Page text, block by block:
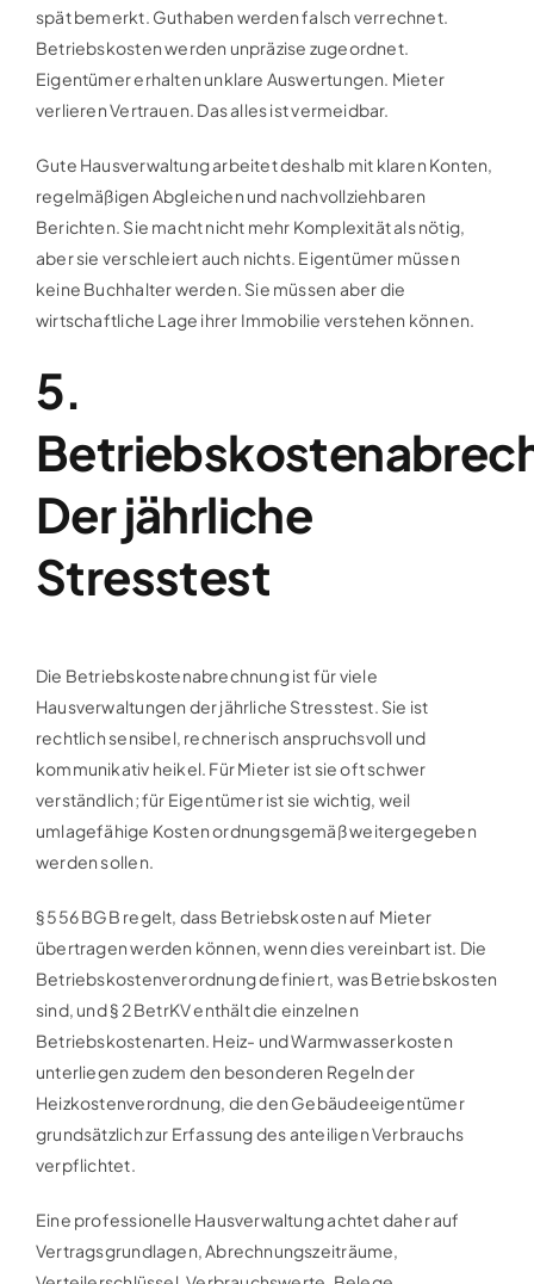
spät bemerkt. Guthaben werden falsch verrechnet.
Betriebskosten werden unpräzise zugeordnet.
Eigentümer erhalten unklare Auswertungen. Mieter
verlieren Vertrauen. Das alles ist vermeidbar.
Gute Hausverwaltung arbeitet deshalb mit klaren Konten,
regelmäßigen Abgleichen und nachvollziehbaren
Berichten. Sie macht nicht mehr Komplexität als nötig,
aber sie verschleiert auch nichts. Eigentümer müssen
keine Buchhalter werden. Sie müssen aber die
wirtschaftliche Lage ihrer Immobilie verstehen können.
5.
Der jährliche
Stresstest
Die Betriebskostenabrechnung ist für viele
Hausverwaltungen der jährliche Stresstest. Sie ist
rechtlich sensibel, rechnerisch anspruchsvoll und
kommunikativ heikel. Für Mieter ist sie oft schwer
verständlich; für Eigentümer ist sie wichtig, weil
umlagefähige Kosten ordnungsgemäß weitergegeben
werden sollen.
§ 556 BGB regelt, dass Betriebskosten auf Mieter
übertragen werden können, wenn dies vereinbart ist. Die
Betriebskostenverordnung definiert, was Betriebskosten
sind, und § 2 BetrKV enthält die einzelnen
Betriebskostenarten. Heiz- und Warmwasserkosten
unterliegen zudem den besonderen Regeln der
Heizkostenverordnung, die den Gebäudeeigentümer
grundsätzlich zur Erfassung des anteiligen Verbrauchs
verpflichtet.
Eine professionelle Hausverwaltung achtet daher auf
Vertragsgrundlagen, Abrechnungszeiträume,